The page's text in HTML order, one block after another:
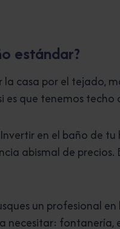
estándar?
casa por el tejado,
que tenemos techo
en el baño de
abismal de
un profesional
necesitar: